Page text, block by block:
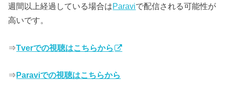
週間以上経過している場合はParaviで配信される可能性が
高いです。
⇒Tverでの視聴はこちらから
⇒Paraviでの視聴はこちらから